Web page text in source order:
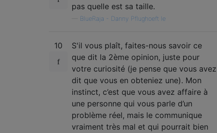
pas quelle est sa taille.
BlueRaja - Danny Pflughoeft le
10
S'il vous plaît, faites-nous savoir ce
que dit la 2ème opinion, juste pour
votre curiosité (je pense que vous avez
dit que vous en obteniez une). Mon
instinct, c’est que vous avez affaire à
une personne qui vous parle d’un
problème réel, mais le communique
vraiment très mal et qui pourrait bien